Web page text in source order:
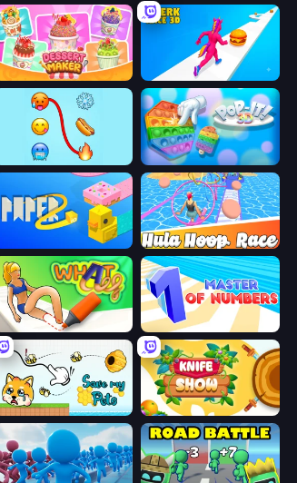
Dessert Maker Twerk Race 3D
Emoji Puzzle! Pop It 3D
Hula Hoop Race
What a Leg Master of Numbers
Save My Pets Knife Show